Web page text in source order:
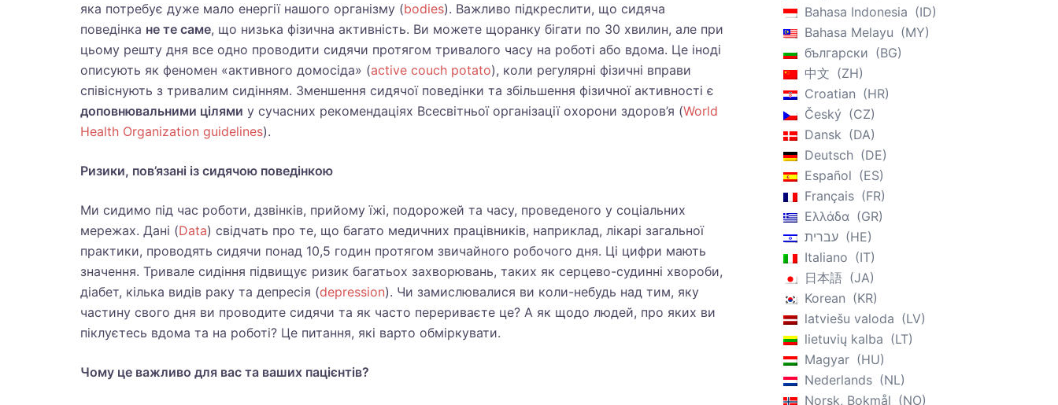
яка потребує дуже мало енергії нашого організму (bodies). Важливо підкреслити, що сидяча
поведінка не те саме, що низька фізична активність. Ви можете щоранку бігати по 30 хвилин, але при
цьому решту дня все одно проводити сидячи протягом тривалого часу на роботі або вдома. Це іноді
описують як феномен «активного домосіда» (active couch potato), коли регулярні фізичні вправи
співіснують з тривалим сидінням. Зменшення сидячої поведінки та збільшення фізичної активності є
доповнювальними цілями у сучасних рекомендаціях Всесвітньої організації охорони здоров’я (World
Health Organization guidelines).
Ризики, пов’язані із сидячою поведінкою
Ми сидимо під час роботи, дзвінків, прийому їжі, подорожей та часу, проведеного у соціальних
мережах. Дані (Data) свідчать про те, що багато медичних працівників, наприклад, лікарі загальної
практики, проводять сидячи понад 10,5 годин протягом звичайного робочого дня. Ці цифри мають
значення. Тривале сидіння підвищує ризик багатьох захворювань, таких як серцево-судинні хвороби,
діабет, кілька видів раку та депресія (depression). Чи замислювалися ви коли-небудь над тим, яку
частину свого дня ви проводите сидячи та як часто перериваєте це? А як щодо людей, про яких ви
піклуєтесь вдома та на роботі? Це питання, які варто обміркувати.
Чому це важливо для вас та ваших пацієнтів?
Bahasa Indonesia
ID
Bahasa Melayu
MY
български
BG
中文
ZH
Croatian
HR
Český
CZ
Dansk
DA
Deutsch
DE
Español
ES
Français
FR
Ελλάδα
GR
עברית
HE
Italiano
IT
日本語
JA
Korean
KR
latviešu valoda
LV
lietuvių kalba
LT
Magyar
HU
Nederlands
NL
Norsk, Bokmål
NO